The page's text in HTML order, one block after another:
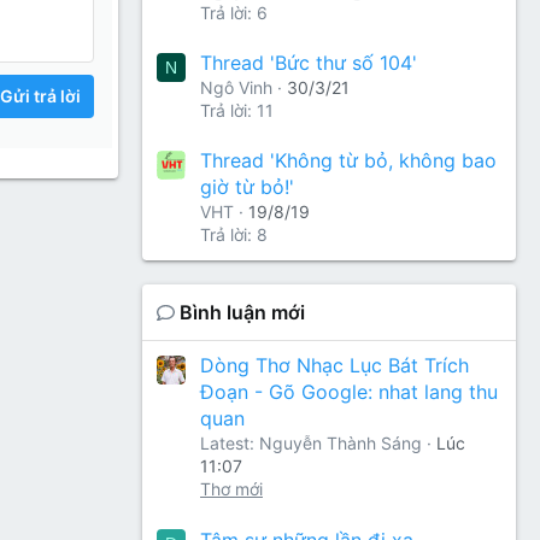
Gửi trả lời
Trả lời: 6
N Thread 'Bức thư số 104'
Ngô Vinh
30/3/21
Trả lời: 11
Thread 'Không từ bỏ, không bao
giờ từ bỏ!'
VHT
19/8/19
Trả lời: 8
Bình luận mới
Dòng Thơ Nhạc Lục Bát Trích
Đoạn - Gõ Google: nhat lang thu
quan
Latest: Nguyễn Thành Sáng
Lúc
11:07
Thơ mới